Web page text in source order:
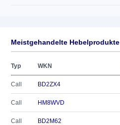
Meistgehandelte Hebelprodukte
Typ WKN
Call BD2ZX4
Call HM8WVD
Call BD2M62